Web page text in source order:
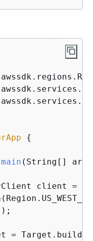
{
main (String[]
client =
=